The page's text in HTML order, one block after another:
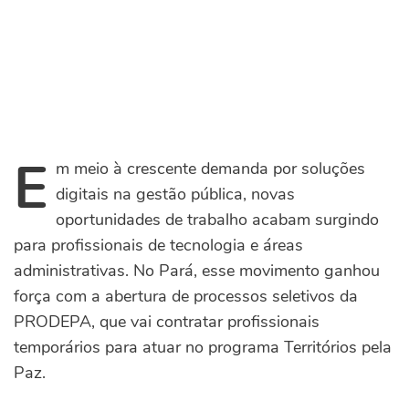
Em meio à crescente demanda por soluções
digitais na gestão pública, novas
oportunidades de trabalho acabam surgindo
para profissionais de tecnologia e áreas
administrativas. No Pará, esse movimento ganhou
força com a abertura de processos seletivos da
PRODEPA, que vai contratar profissionais
temporários para atuar no programa Territórios pela
Paz.